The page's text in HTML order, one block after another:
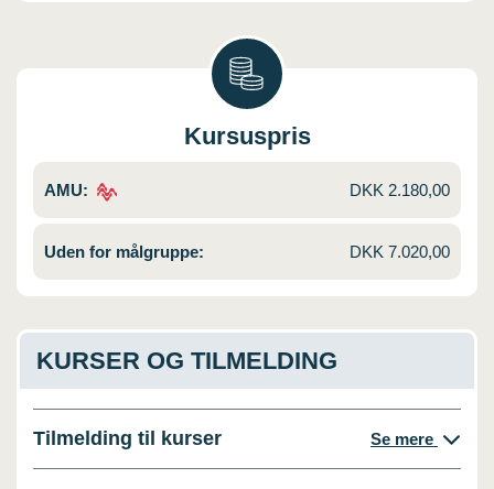
Kursuspris
AMU: DKK 2.180,00
Uden for målgruppe: DKK 7.020,00
KURSER OG TILMELDING
Tilmelding til kurser Se mere